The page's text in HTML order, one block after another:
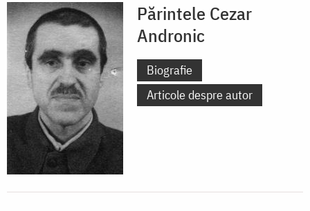
Părintele Cezar
Andronic
Biografie
Articole despre autor